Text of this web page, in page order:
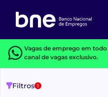
Vagas de emprego em todo
canal de vagas exclusivo.
Filtros 1